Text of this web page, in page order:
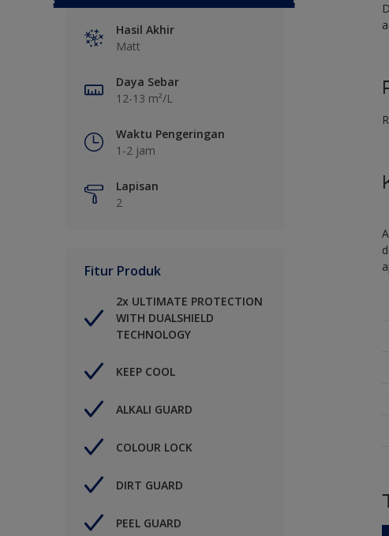
Hasil Akhir
Matt
Daya Sebar
12-13 m²/L
Waktu Pengeringan
1-2 jam
Lapisan
2
Fitur Produk
2x ULTIMATE PROTECTION
WITH DUALSHIELD
TECHNOLOGY
KEEP COOL
ALKALI GUARD
COLOUR LOCK
DIRT GUARD
PEEL GUARD